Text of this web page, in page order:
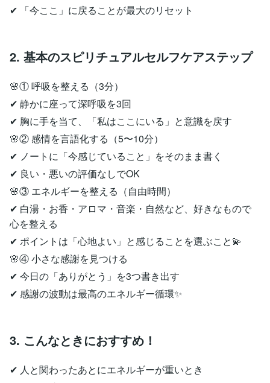
✔ 「今ここ」に戻ることが最大のリセット
2. 基本のスピリチュアルセルフケアステップ
🌸① 呼吸を整える（3分）
✔ 静かに座って深呼吸を3回
✔ 胸に手を当て、「私はここにいる」と意識を戻す
🌸② 感情を言語化する（5〜10分）
✔ ノートに「今感じていること」をそのまま書く
✔ 良い・悪いの評価なしでOK
🌸③ エネルギーを整える（自由時間）
✔ 白湯・お香・アロマ・音楽・自然など、好きなもので
心を整える
✔ ポイントは「心地よい」と感じることを選ぶこと💫
🌸④ 小さな感謝を見つける
✔ 今日の「ありがとう」を3つ書き出す
✔ 感謝の波動は最高のエネルギー循環✨
3. こんなときにおすすめ！
✔ 人と関わったあとにエネルギーが重いとき